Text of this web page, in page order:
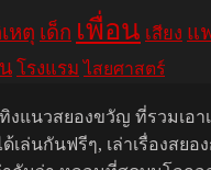
หตุ เด็ก เพื่อน เสียง แ
โรงแรม ไสยศาสตร์
งแนวสยองขวัญ ที่รวมเอา
เล่นกันฟรีๆ, เล่าเรื่องสยอ